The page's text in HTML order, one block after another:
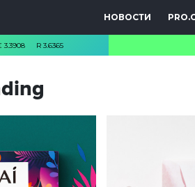
НОВОСТИ
3.3908 R3.6365